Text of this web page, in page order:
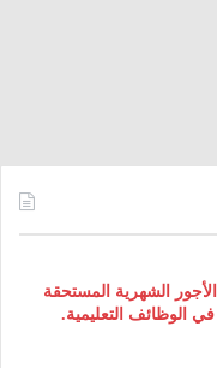
الشهرية المستحقة
الوظائف التعليمية.